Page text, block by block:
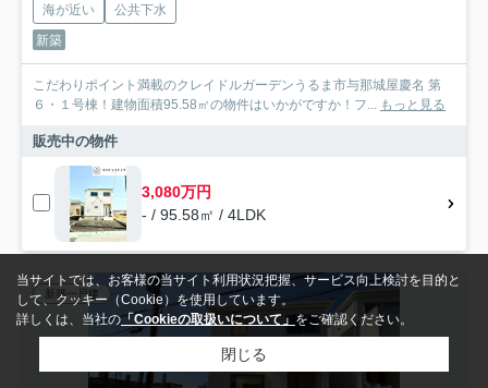
海が近い
公共下水
新築
こだわりポイント満載のクレイドルガーデンうるま市与那城屋慶名 第
６・１号棟！建物面積95.58㎡の物件はいかがですか！フ...
もっと見る
販売中の物件
3,080万円
- / 95.58㎡ / 4LDK
新築一戸建
当サイトでは、お客様の当サイト利用状況把握、サービス向上検討を目的と
して、クッキー（Cookie）を使用しています。
詳しくは、当社の「Cookieの取扱いについて」 をご確認ください。
閉じる